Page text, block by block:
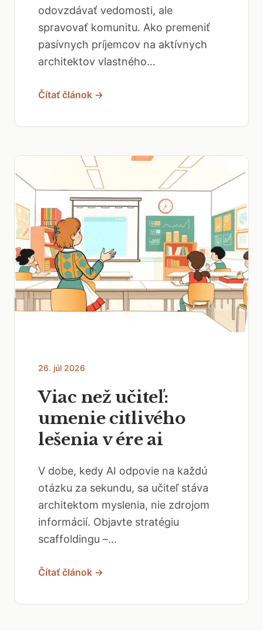
odovzdávať vedomosti, ale
spravovať komunitu. Ako premeniť
pasívnych príjemcov na aktívnych
architektov vlastného...
Čítať článok →
26. júl 2026
Viac než učiteľ:
umenie citlivého
lešenia v ére ai
V dobe, kedy AI odpovie na každú
otázku za sekundu, sa učiteľ stáva
architektom myslenia, nie zdrojom
informácií. Objavte stratégiu
scaffoldingu –...
Čítať článok →